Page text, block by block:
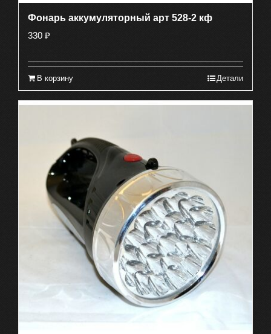
Фонарь аккумуляторный арт 528-2 кф
330 ₽
В корзину Детали